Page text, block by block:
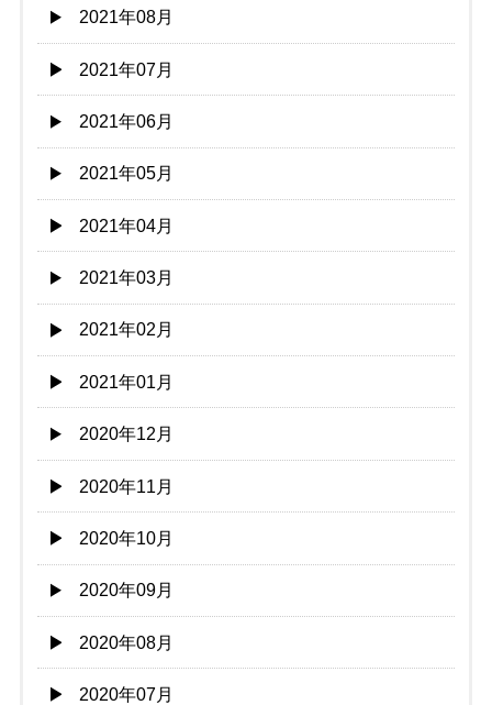
2021年08月
2021年07月
2021年06月
2021年05月
2021年04月
2021年03月
2021年02月
2021年01月
2020年12月
2020年11月
2020年10月
2020年09月
2020年08月
2020年07月